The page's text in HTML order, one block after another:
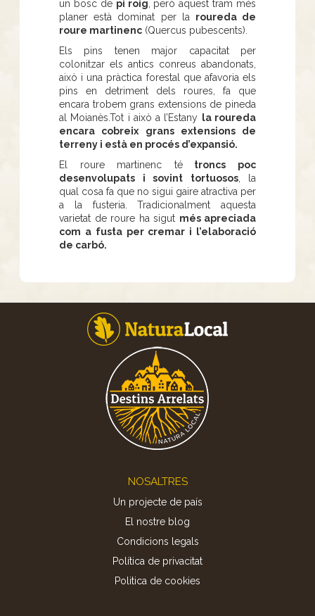
un bosc de pi roig , però aquest tram més
planer està dominat per la roureda de
roure martinenc (Quercus pubescents).
Els pins tenen major capacitat per
colonitzar els antics conreus abandonats,
això i una pràctica forestal que afavoria els
pins en detriment dels roures, fa que
encara trobem grans extensions de pineda
al Moianès.Tot i això a l’Estany la roureda
encara cobreix grans extensions de
terreny i està en procés d’expansió.
El roure martinenc tétroncs poc
desenvolupats i sovint tortuosos, la
qual cosa fa que no sigui gaire atractiva per
a la fusteria. Tradicionalment aquesta
varietat de roure ha sigut més apreciada
com a fusta per cremar i l’elaboració
de carbó.
NOSALTRES
Un projecte de país
El nostre blog
Condicions legals
Política de privacitat
Politica de cookies